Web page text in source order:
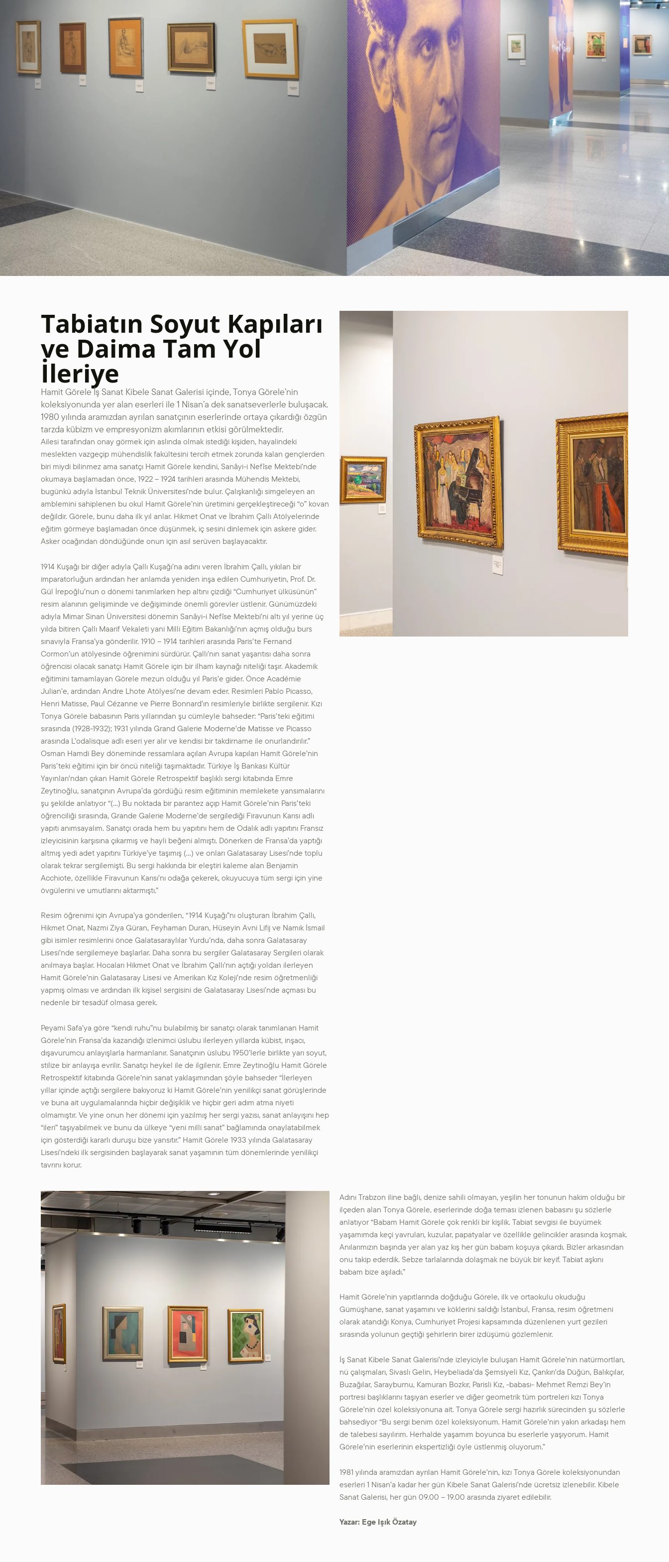
SANAT GALERILERI
KÜLTÜREL MIRASA
DESTEK
Tabiatın Soyut Kapıları
ve Daima Tam Yol
İleriye
Hamit Görele İş Sanat Kibele Sanat Galerisi içinde, Tonya Görele’nin
koleksiyonunda yer alan eserleri ile 1 Nisan’a dek sanatseverlerle buluşacak.
1980 yılında aramızdan ayrılan sanatçının eserlerinde ortaya çıkardığı özgün
tarzda kübizm ve empresyonizm akımlarının etkisi görülmektedir.
Ailesi tarafından onay görmek için aslında olmak istediği kişiden, hayalindeki
meslekten vazgeçip mühendislik fakültesini tercih etmek zorunda kalan gençlerden
biri miydi bilinmez ama sanatçı Hamit Görele kendini, Sanâyi-i Nefîse Mektebi’nde
okumaya başlamadan önce, 1922 – 1924 tarihleri arasında Mühendis Mektebi,
bugünkü adıyla İstanbul Teknik Üniversitesi’nde bulur. Çalışkanlığı simgeleyen arı
amblemini sahiplenen bu okul Hamit Görele’nin üretimini gerçekleştireceği “o” kovan
değildir. Görele, bunu daha ilk yıl anlar. Hikmet Onat ve İbrahim Çallı Atölyelerinde
eğitim görmeye başlamadan önce düşünmek, iç sesini dinlemek için askere gider.
Asker ocağından döndüğünde onun için asıl serüven başlayacaktır.
1914 Kuşağı bir diğer adıyla Çallı Kuşağı’na adını veren İbrahim Çallı, yıkılan bir
imparatorluğun ardından her anlamda yeniden inşa edilen Cumhuriyetin, Prof. Dr.
Gül İrepoğlu’nun o dönemi tanımlarken hep altını çizdiği “Cumhuriyet ülküsünün”
resim alanının gelişiminde ve değişiminde önemli görevler üstlenir. Günümüzdeki
adıyla Mimar Sinan Üniversitesi dönemin Sanâyi-i Nefîse Mektebi’ni altı yıl yerine üç
yılda bitiren Çallı Maarif Vekaleti yani Milli Eğitim Bakanlığı’nın açmış olduğu burs
sınavıyla Fransa’ya gönderilir. 1910 – 1914 tarihleri arasında Paris’te Fernand
Cormon’un atölyesinde öğrenimini sürdürür. Çallı’nın sanat yaşantısı daha sonra
öğrencisi olacak sanatçı Hamit Görele için bir ilham kaynağı niteliği taşır. Akademik
eğitimini tamamlayan Görele mezun olduğu yıl Paris’e gider. Önce Académie
Julian’e, ardından Andre Lhote Atölyesi’ne devam eder. Resimleri Pablo Picasso,
Henri Matisse, Paul Cézanne ve Pierre Bonnard’ın resimleriyle birlikte sergilenir. Kızı
Tonya Görele babasının Paris yıllarından şu cümleyle bahseder: “Paris’teki eğitimi
sırasında (1928-1932); 1931 yılında Grand Galerie Moderne’de Matisse ve Picasso
arasında L’odalisque adlı eseri yer alır ve kendisi bir takdirname ile onurlandırılır.”
Osman Hamdi Bey döneminde ressamlara açılan Avrupa kapıları Hamit Görele’nin
Paris’teki eğitimi için bir öncü niteliği taşımaktadır. Türkiye İş Bankası Kültür
Yayınları’ndan çıkan Hamit Görele Retrospektif başlıklı sergi kitabında Emre
Zeytinoğlu, sanatçının Avrupa’da gördüğü resim eğitiminin memlekete yansımalarını
şu şekilde anlatıyor “(…) Bu noktada bir parantez açıp Hamit Görele’nin Paris’teki
öğrenciliği sırasında, Grande Galerie Moderne’de sergilediği Firavunun Karısı adlı
yapıtı anımsayalım. Sanatçı orada hem bu yapıtını hem de Odalık adlı yapıtını Fransız
izleyicisinin karşısına çıkarmış ve hayli beğeni almıştı. Dönerken de Fransa’da yaptığı
altmış yedi adet yapıtını Türkiye’ye taşımış (…) ve onları Galatasaray Lisesi’nde toplu
olarak tekrar sergilemişti. Bu sergi hakkında bir eleştiri kaleme alan Benjamin
Acchiote, özellikle Firavunun Karısı’nı odağa çekerek, okuyucuya tüm sergi için yine
övgülerini ve umutlarını aktarmıştı.”
Resim öğrenimi için Avrupa’ya gönderilen, “1914 Kuşağı”nı oluşturan İbrahim Çallı,
Hikmet Onat, Nazmi Ziya Güran, Feyhaman Duran, Hüseyin Avni Lifij ve Namık İsmail
gibi isimler resimlerini önce Galatasaraylılar Yurdu’nda, daha sonra Galatasaray
Lisesi’nde sergilemeye başlarlar. Daha sonra bu sergiler Galatasaray Sergileri olarak
anılmaya başlar. Hocaları Hikmet Onat ve İbrahim Çallı’nın açtığı yoldan ilerleyen
Hamit Görele’nin Galatasaray Lisesi ve Amerikan Kız Koleji’nde resim öğretmenliği
yapmış olması ve ardından ilk kişisel sergisini de Galatasaray Lisesi’nde açması bu
nedenle bir tesadüf olmasa gerek.
Peyami Safa’ya göre “kendi ruhu”nu bulabilmiş bir sanatçı olarak tanımlanan Hamit
Görele’nin Fransa’da kazandığı izlenimci üslubu ilerleyen yıllarda kübist, inşacı,
dışavurumcu anlayışlarla harmanlanır. Sanatçının üslubu 1950’lerle birlikte yarı soyut,
stilize bir anlayışa evrilir. Sanatçı heykel ile de ilgilenir. Emre Zeytinoğlu Hamit Görele
Retrospektif kitabında Görele’nin sanat yaklaşımından şöyle bahseder “İlerleyen
yıllar içinde açtığı sergilere bakıyoruz ki Hamit Görele’nin yenilikçi sanat görüşlerinde
ve buna ait uygulamalarında hiçbir değişiklik ve hiçbir geri adım atma niyeti
olmamıştır. Ve yine onun her dönemi için yazılmış her sergi yazısı, sanat anlayışını hep
“ileri” taşıyabilmek ve bunu da ülkeye “yeni milli sanat” bağlamında onaylatabilmek
için gösterdiği kararlı duruşu bize yansıtır.” Hamit Görele 1933 yılında Galatasaray
Lisesi’ndeki ilk sergisinden başlayarak sanat yaşamının tüm dönemlerinde yenilikçi
tavrını korur.
Adını Trabzon iline bağlı, denize sahili olmayan, yeşilin her tonunun hakim olduğu bir
ilçeden alan Tonya Görele, eserlerinde doğa teması izlenen babasını şu sözlerle
anlatıyor “Babam Hamit Görele çok renkli bir kişilik. Tabiat sevgisi ile büyümek
yaşamımda keçi yavruları, kuzular, papatyalar ve özellikle gelincikler arasında koşmak.
Anılarımızın başında yer alan yaz kış her gün babam koşuya çıkardı. Bizler arkasından
onu takip ederdik. Sebze tarlalarında dolaşmak ne büyük bir keyif. Tabiat aşkını
babam bize aşıladı.”
Hamit Görele’nin yapıtlarında doğduğu Görele, ilk ve ortaokulu okuduğu
Gümüşhane, sanat yaşamını ve köklerini saldığı İstanbul, Fransa, resim öğretmeni
olarak atandığı Konya, Cumhuriyet Projesi kapsamında düzenlenen yurt gezileri
sırasında yolunun geçtiği şehirlerin birer izdüşümü gözlemlenir.
İş Sanat Kibele Sanat Galerisi’nde izleyiciyle buluşan Hamit Görele’nin natürmortları,
nü çalışmaları, Sivaslı Gelin, Heybeliada’da Şemsiyeli Kız, Çankırı’da Düğün, Balıkçılar,
Buzağılar, Sarayburnu, Kamuran Bozkır, Parisli Kız, -babası- Mehmet Remzi Bey’in
portresi başlıklarını taşıyan eserler ve diğer geometrik tüm portreleri kızı Tonya
Görele’nin özel koleksiyonuna ait. Tonya Görele sergi hazırlık sürecinden şu sözlerle
bahsediyor “Bu sergi benim özel koleksiyonum. Hamit Görele’nin yakın arkadaşı hem
de talebesi sayılırım. Herhalde yaşamım boyunca bu eserlerle yaşıyorum. Hamit
Görele’nin eserlerinin ekspertizliği öyle üstlenmiş oluyorum.”
1981 yılında aramızdan ayrılan Hamit Görele’nin, kızı Tonya Görele koleksiyonundan
eserleri 1 Nisan’a kadar her gün Kibele Sanat Galerisi’nde ücretsiz izlenebilir. Kibele
Sanat Galerisi, her gün 09.00 – 19.00 arasında ziyaret edilebilir.
Yazar: Ege Işık Özatay